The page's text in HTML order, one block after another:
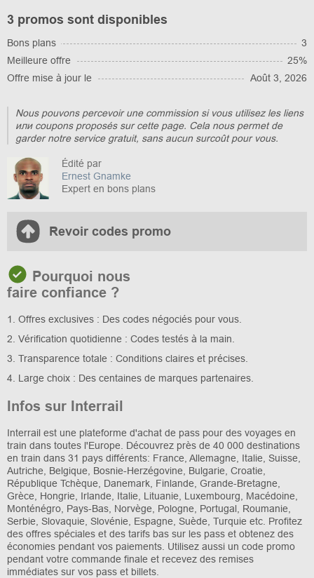
3 promos sont disponibles
Bons plans
3
Meilleure offre
25%
Offre mise à jour le
Août 3, 2026
Nous pouvons percevoir une commission si vous utilisez les liens
или coupons proposés sur cette page. Cela nous permet de
garder notre service gratuit, sans aucun surcoût pour vous.
Édité par
Ernest Gnamke
Expert en bons plans
Revoir codes promo
Pourquoi nous
faire confiance ?
1. Offres exclusives : Des codes négociés pour vous.
2. Vérification quotidienne : Codes testés à la main.
3. Transparence totale : Conditions claires et précises.
4. Large choix : Des centaines de marques partenaires.
Infos sur Interrail
Interrail est une plateforme d'achat de pass pour des voyages en
train dans toutes l'Europe. Découvrez près de 40 000 destinations
en train dans 31 pays différents: France, Allemagne, Italie, Suisse,
Autriche, Belgique, Bosnie-Herzégovine, Bulgarie, Croatie,
République Tchèque, Danemark, Finlande, Grande-Bretagne,
Grèce, Hongrie, Irlande, Italie, Lituanie, Luxembourg, Macédoine,
Monténégro, Pays-Bas, Norvège, Pologne, Portugal, Roumanie,
Serbie, Slovaquie, Slovénie, Espagne, Suède, Turquie etc. Profitez
des offres spéciales et des tarifs bas sur les pass et obtenez des
économies pendant vos paiements. Utilisez aussi un code promo
pendant votre commande finale et recevez des remises
immédiates sur vos pass et billets.